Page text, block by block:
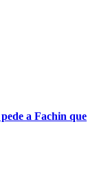
a Fachin que